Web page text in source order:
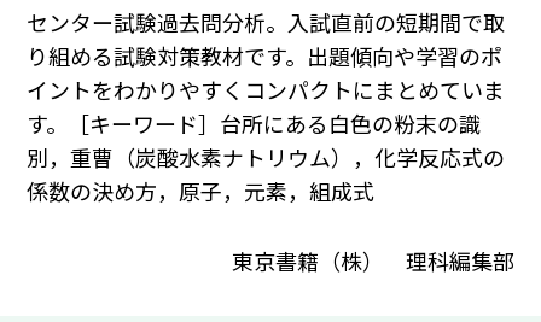
センター試験過去問分析。入試直前の短期間で取
り組める試験対策教材です。出題傾向や学習のポ
イントをわかりやすくコンパクトにまとめていま
す。［キーワード］台所にある白色の粉末の識
別，重曹（炭酸水素ナトリウム），化学反応式の
係数の決め方，原子，元素，組成式
東京書籍（株） 理科編集部